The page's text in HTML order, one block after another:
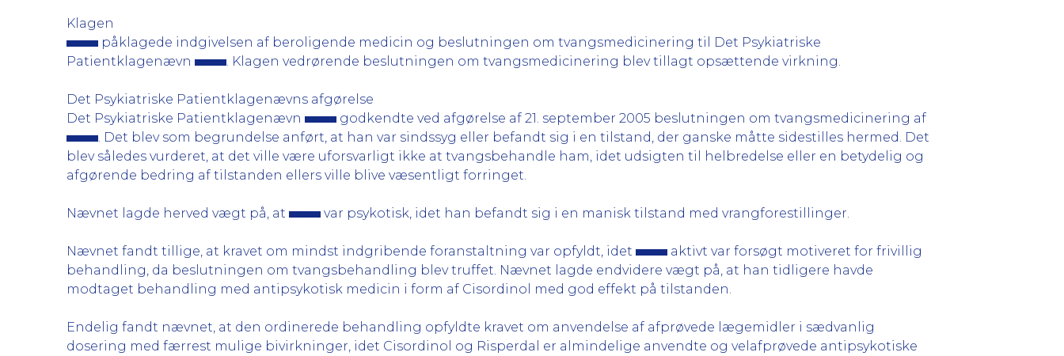
Klagen
påklagede indgivelsen af beroligende medicin og beslutningen om tvangsmedicinering til Det Psykiatriske
Patientklagenævn
. Klagen vedrørende beslutningen om tvangsmedicinering blev tillagt opsættende virkning.
Det Psykiatriske Patientklagenævns afgørelse
Det Psykiatriske Patientklagenævn
godkendte ved afgørelse af 21. september 2005 beslutningen om tvangsmedicinering af
. Det blev som begrundelse anført, at han var sindssyg eller befandt sig i en tilstand, der ganske måtte sidestilles hermed. Det
blev således vurderet, at det ville være uforsvarligt ikke at tvangsbehandle ham, idet udsigten til helbredelse eller en betydelig og
afgørende bedring af tilstanden ellers ville blive væsentligt forringet.
Nævnet lagde herved vægt på, at var psykotisk, idet han befandt sig i en manisk tilstand med vrangforestillinger.
Nævnet fandt tillige, at kravet om mindst indgribende foranstaltning var opfyldt, idet
aktivt var forsøgt motiveret for frivillig
behandling, da beslutningen om tvangsbehandling blev truffet. Nævnet lagde endvidere vægt på, at han tidligere havde
modtaget behandling med antipsykotisk medicin i form af Cisordinol med god effekt på tilstanden.
Endelig fandt nævnet, at den ordinerede behandling opfyldte kravet om anvendelse af afprøvede lægemidler i sædvanlig
dosering med færrest mulige bivirkninger, idet Cisordinol og Risperdal er almindelige anvendte og velafprøvede antipsykotiske